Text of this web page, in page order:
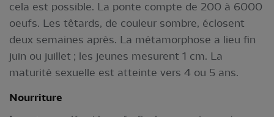
cela est possible. La ponte compte de 200 à 6000
oeufs. Les têtards, de couleur sombre, éclosent
deux semaines après. La métamorphose a lieu fin
juin ou juillet ; les jeunes mesurent 1 cm. La
maturité sexuelle est atteinte vers 4 ou 5 ans.
Nourriture